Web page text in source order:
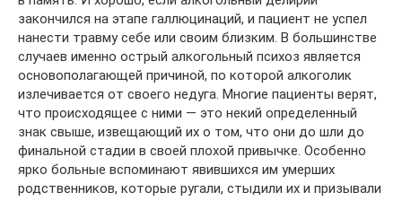
закончился на этапе галлюцинаций, и пациент не успел
нанести травму себе или своим близким. В большинстве
случаев именно острый алкогольный психоз является
основополагающей причиной, по которой алкоголик
излечивается от своего недуга. Многие пациенты верят,
что происходящее с ними — это некий определенный
знак свыше, извещающий их о том, что они до шли до
финальной стадии в своей плохой привычке. Особенно
ярко больные вспоминают явившихся им умерших
родственников, которые ругали, стыдили их и призывали